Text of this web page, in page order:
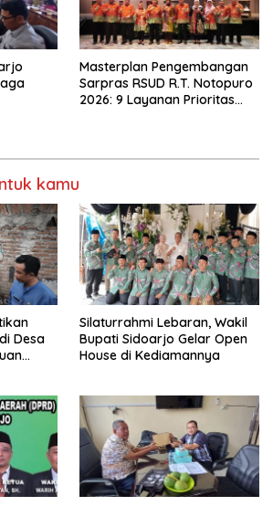
Masterplan Pengembangan
Sarpras RSUD R.T. Notopuro
2026: 9 Layanan Prioritas
kamu
Desa
Silaturrahmi Lebaran, Wakil
Bupati Sidoarjo Gelar Open
House di Kediamannya